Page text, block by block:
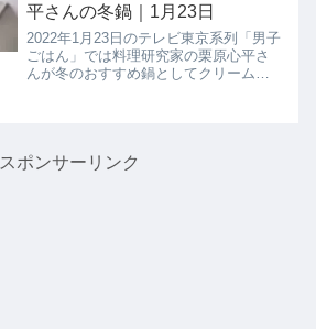
平さんの冬鍋｜1月23日
2022年1月23日のテレビ東京系列「男子
ごはん」では料理研究家の栗原心平さ
んが冬のおすすめ鍋としてクリームチ
スポンサーリンク